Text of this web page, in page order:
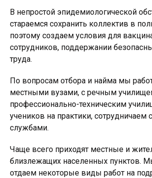
В непростой эпидемиологической
стараемся сохранить коллектив в
поэтому создаем условия для
сотрудников, поддержании
труда.
По вопросам отбора и найма мы
местными вузами, с речным
профессионально-техническим
учеников на практики,
службами.
Чаще всего приходят местные и
близлежащих населенных пунктов.
отдаем некоторые виды работ на